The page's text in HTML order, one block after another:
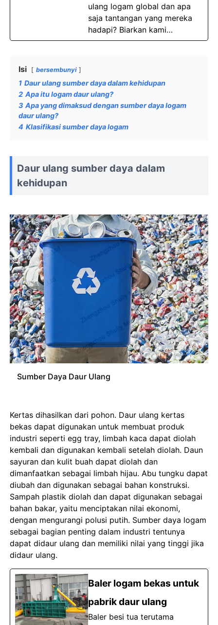
ulang logam global dan apa
saja tantangan yang mereka
hadapi? Biarkan kami…
Isi bersembunyi
1 Daur ulang sumber daya dalam kehidupan
2 Apa itu logam daur ulang?
3 Apa yang dimaksud dengan sumber daya logam
daur ulang?
4 Klasifikasi sumber daya logam
Daur ulang sumber daya dalam
kehidupan
Sumber Daya Daur Ulang
Kertas dihasilkan dari pohon. Daur ulang kertas
bekas dapat digunakan untuk membuat produk
industri seperti egg tray, limbah kaca dapat diolah
kembali dan digunakan kembali setelah diolah. Daun
sayuran dan kulit buah dapat diolah dan
dimanfaatkan sebagai limbah hijau. Abu tungku dapat
diubah dan digunakan sebagai bahan konstruksi.
Sampah plastik diolah dan dapat digunakan sebagai
bahan bakar, yaitu menciptakan nilai ekonomi,
dengan mengurangi polusi putih. Sumber daya logam
sebagai bagian penting dalam industri tentunya
dapat didaur ulang dan memiliki nilai yang tinggi jika
didaur ulang.
Baler logam bekas untuk
pabrik daur ulang
Baler besi tua terutama